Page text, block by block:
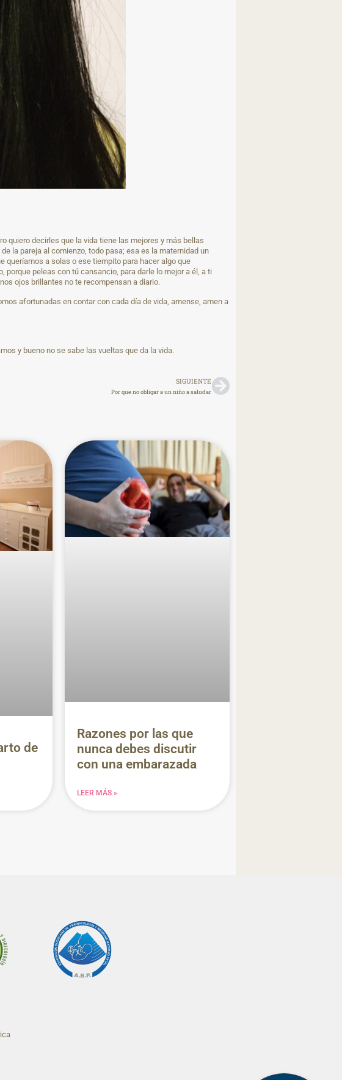
quiero decirles que la vida tiene las mejores y más bellas
la pareja al comienzo, todo pasa; esa es la maternidad un
queríamos a solas o ese tiempito para hacer algo que
peleas con tú cansancio, para darle lo mejor a él, a ti
ojos brillantes no te recompensan a diario.
afortunadas en contar con cada día de vida, amense, amen a
y bueno no se sabe las vueltas que da la vida.
SIGUIENTE
Por que no obligar a un niño a saludar
de
Razones por las que
nunca debes discutir
con una embarazada
LEER MÁS »